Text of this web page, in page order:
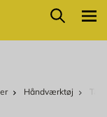
Søg
Håndværktøj